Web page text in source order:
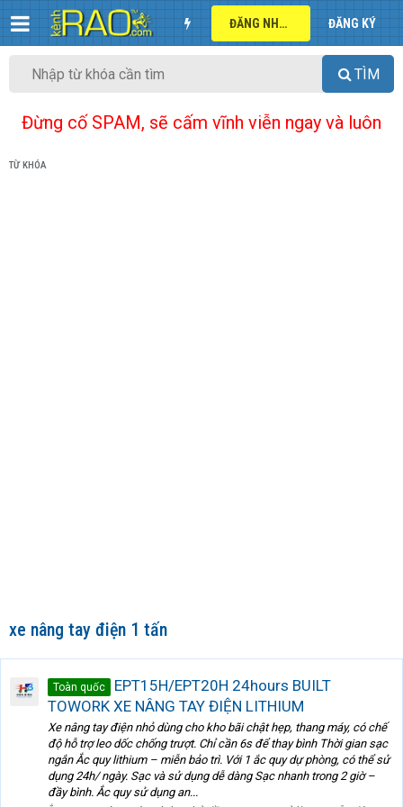
ĐĂNG NHẬP ĐĂNG KÝ
TÌM
Đừng cố SPAM, sẽ cấm vĩnh viễn ngay và luôn
TỪ KHÓA
xe nâng tay điện 1 tấn
Toàn quốc
EPT15H/EPT20H 24hours BUILT
TOWORK XE NÂNG TAY ĐIỆN LITHIUM
Xe nâng tay điện nhỏ dùng cho kho bãi chật hẹp, thang máy, có chế
độ hỗ trợ leo dốc chống trượt. Chỉ cần 6s để thay bình Thời gian sạc
ngắn Ắc quy lithium – miễn bảo trì. Với 1 ắc quy dự phòng, có thể sử
dụng 24h/ ngày. Sạc và sử dụng dễ dàng Sạc nhanh trong 2 giờ –
đầy bình. Ắc quy sử dụng an...